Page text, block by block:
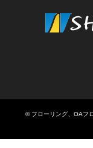
© フローリング、OAフ